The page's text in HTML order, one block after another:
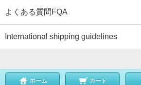
よくある質問FQA
International shipping guidelines
ホーム カート